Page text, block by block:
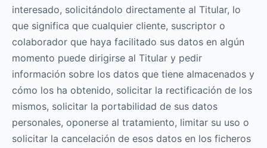
interesado, solicitándolo directamente al Titular, lo
que significa que cualquier cliente, suscriptor o
colaborador que haya facilitado sus datos en algún
momento puede dirigirse al Titular y pedir
información sobre los datos que tiene almacenados y
cómo los ha obtenido, solicitar la rectificación de los
mismos, solicitar la portabilidad de sus datos
personales, oponerse al tratamiento, limitar su uso o
solicitar la cancelación de esos datos en los ficheros